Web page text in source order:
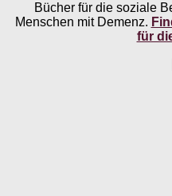
Bücher für die soziale
Menschen mit Demenz.
für